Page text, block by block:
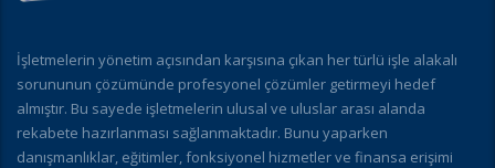
İşletmelerin yönetim açısından karşısına çıkan her türlü işle alakalı
sorununun çözümünde profesyonel çözümler getirmeyi hedef
almıştır. Bu sayede işletmelerin ulusal ve uluslar arası alanda
rekabete hazırlanması sağlanmaktadır. Bunu yaparken
danışmanlıklar, eğitimler, fonksiyonel hizmetler ve finansa erişimi